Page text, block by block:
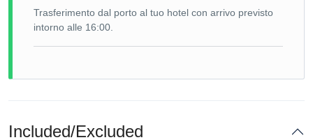
Trasferimento dal porto al tuo hotel con arrivo previsto
intorno alle 16:00.
Included/Excluded